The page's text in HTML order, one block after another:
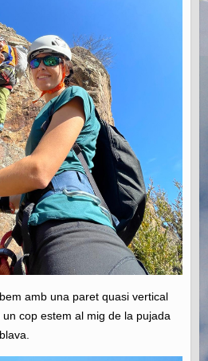
amb una paret quasi vertical
cop estem al mig de la pujada